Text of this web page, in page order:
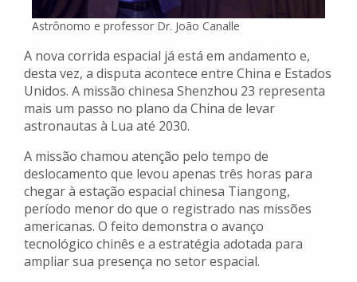
Astrônomo e professor Dr. João Canalle
A nova corrida espacial já está em andamento e,
desta vez, a disputa acontece entre China e Estados
Unidos. A missão chinesa Shenzhou 23 representa
mais um passo no plano da China de levar
astronautas à Lua até 2030.
A missão chamou atenção pelo tempo de
deslocamento que levou apenas três horas para
chegar à estação espacial chinesa Tiangong,
período menor do que o registrado nas missões
americanas. O feito demonstra o avanço
tecnológico chinês e a estratégia adotada para
ampliar sua presença no setor espacial.